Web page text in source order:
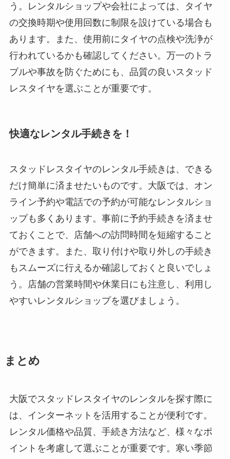
う。レンタルショップや会社によっては、タイヤ
の交換時期や使用回数に制限を設けている場合も
あります。また、使用前にタイヤの点検や洗浄が
行われているかも確認してください。万一のトラ
ブルや事故を防ぐためにも、品質の良いスタッド
レスタイヤを選ぶことが重要です。
快適なレンタル手続きを！
スタッドレスタイヤのレンタル手続きは、できる
だけ簡単に済ませたいものです。大阪では、オン
ライン予約や電話での予約が可能なレンタルショ
ップも多くあります。事前に予約手続きを済ませ
ておくことで、店舗への訪問時間を短縮すること
ができます。また、取り付けや取り外しの手続き
もスムーズに行えるか確認しておくと良いでしょ
う。店舗の営業時間や休業日にも注意し、利用し
やすいレンタルショップを選びましょう。
まとめ
大阪でスタッドレスタイヤのレンタルを探す際に
は、インターネットを活用することが便利です。
レンタル価格や品質、手続き方法など、様々なポ
イントを考慮して選ぶことが重要です。寒い季節